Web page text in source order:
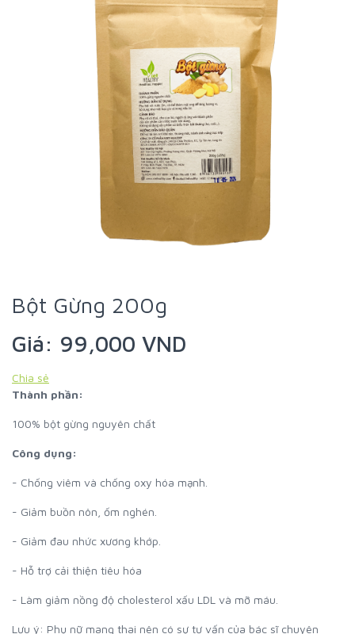
Bột Gừng 200g
Giá: 99,000 VND
Chia sẻ
Thành phần:
100% bột gừng nguyên chất
Công dụng:
- Chống viêm và chống oxy hóa mạnh.
- Giảm buồn nôn, ốm nghén.
- Giảm đau nhức xương khớp.
- Hỗ trợ cải thiện tiêu hóa
- Làm giảm nồng độ cholesterol xấu LDL và mỡ máu.
Lưu ý: Phụ nữ mang thai nên có sự tư vấn của bác sĩ chuyên